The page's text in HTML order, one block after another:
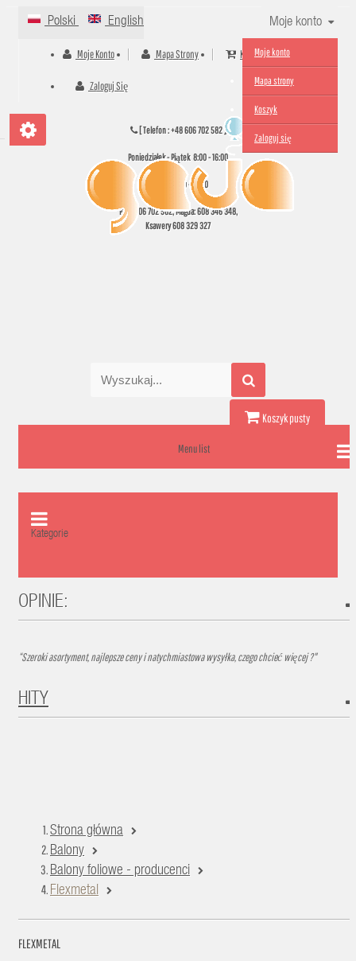
Polski English Moje konto
Moje konto
Mapa strony
Koszyk
Zaloguj się
Moje Konto Mapa Strony Koszyk
Zaloguj Się
Koszyk pusty
[ Telefon :+48606 702 582 ]
Poniedziałek - Piątek 8:00 - 16:00
Sobota 10:00 - 14:00
Piotr 606 702 582,Magda:608 346 348,
Ksawery608 329 327
Menu list
Kategorie
OPINIE:
“Szeroki asortyment, najlepsze ceny i natychmiastowa wysyłka, czego chcieć więcej ?"
HITY
Strona główna
Balony
Balony foliowe - producenci
Flexmetal
FLEXMETAL